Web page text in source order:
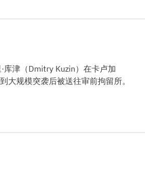
库津（Dmitry Kuzin）在卡卢加
大规模突袭后被送往审前拘留所。